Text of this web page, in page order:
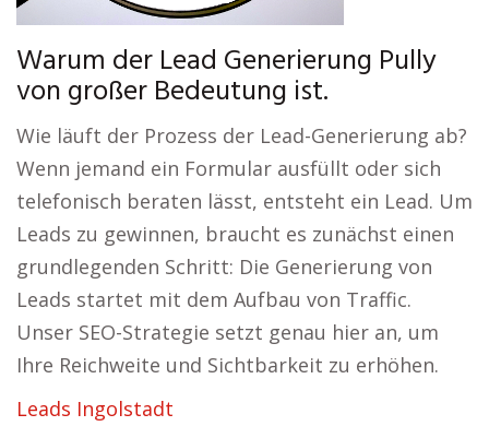
Warum der Lead Generierung Pully
von großer Bedeutung ist.
Wie läuft der Prozess der Lead-Generierung ab?
Wenn jemand ein Formular ausfüllt oder sich
telefonisch beraten lässt, entsteht ein Lead. Um
Leads zu gewinnen, braucht es zunächst einen
grundlegenden Schritt: Die Generierung von
Leads startet mit dem Aufbau von Traffic.
Unser SEO-Strategie setzt genau hier an, um
Ihre Reichweite und Sichtbarkeit zu erhöhen.
Leads Ingolstadt